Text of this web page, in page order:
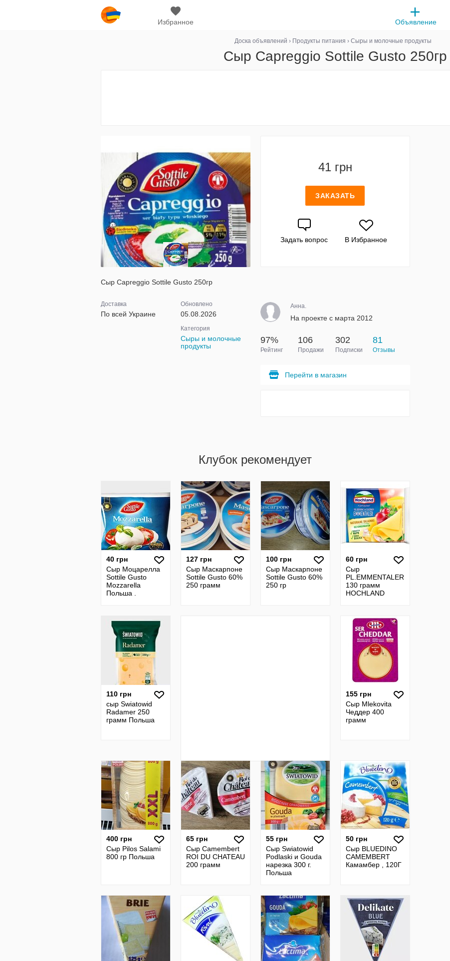
Избранное Объявление
Доска объявлений › Продукты питания › Сыры и молочные продукты
Сыр Capreggio Sottile Gusto 250гр
41 грн
ЗАКАЗАТЬ
Задать вопрос В Избранное
Сыр Capreggio Sottile Gusto 250гр
Доставка
По всей Украине
Обновлено
05.08.2026
Категория
Сыры и молочные
продукты
Анна.
На проекте с марта 2012
97%
Рейтинг
106
Продажи
302
Подписки
81
Отзывы
Перейти в магазин
Клубок рекомендует
40 грн
Сыр Моцарелла
Sottile Gusto
Mozzarella
Польша .
127 грн
Сыр Маскарпоне
Sottile Gusto 60%
250 грамм
100 грн
Сыр Маскарпоне
Sottile Gusto 60%
250 гр
60 грн
Сыр
PL.EMMENTALER
130 грамм
HOCHLAND
110 грн
сыр Swiatowid
Radamer 250
грамм Польша
155 грн
Сыр Mlekovita
Чеддер 400
грамм
400 грн
Сыр Pilos Salami
800 гр Польша
65 грн
Сыр Camembert
ROI DU CHATEAU
200 грамм
55 грн
Сыр Swiatowid
Podlaski и Gouda
нарезка 300 г.
Польша
50 грн
Сыр BLUEDINO
CAMEMBERT
Камамбер , 120Г